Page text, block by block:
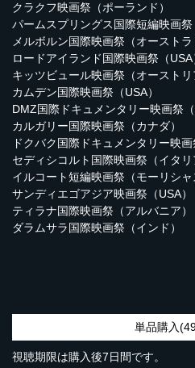
クラクフ映画祭（ポーランド）
パームスプリングス国際短編映画祭
メルボルン国際映画祭（オーストラ
ロードアイランド国際映画祭（USA
キッツビュール映画祭（オーストリ
カムデン国際映画祭（USA）
DMZ国際ドキュメンタリー映画祭（
カルガリー国際映画祭（カナダ）
ドクバク国際ドキュメンタリー映
セディシコルト国際映画祭（イタリ
イルコート短編映画祭（モーリシャ
サンディエゴアジア映画祭（USA）
ティラナ国際映画祭（アルバニア）
ダラムサラ国際映画祭（インド）
単品購入
視聴期限は購入後7日間です。